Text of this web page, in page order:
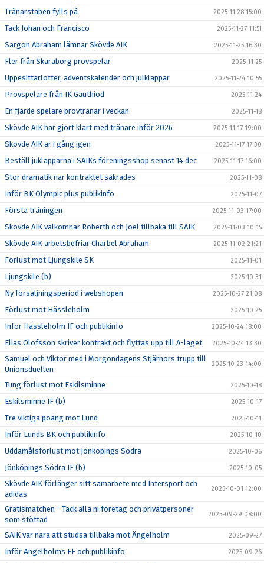
Tränarstaben fylls på 2025-11-28 15:00
Tack Johan och Francisco 2025-11-27 11:51
Sargon Abraham lämnar Skövde AIK 2025-11-25 16:30
Fler från Skaraborg provspelar 2025-11-25
Uppesittarlotter, adventskalender och julklappar 2025-11-24 10:55
Provspelare från IK Gauthiod 2025-11-24
En fjärde spelare provtränar i veckan 2025-11-18
Skövde AIK har gjort klart med tränare inför 2026 2025-11-17 19:00
Skövde AIK är i gång igen 2025-11-17 17:30
Beställ juklapparna i SAIKs föreningsshop senast 14 dec 2025-11-17 16:00
Stor dramatik när kontraktet säkrades 2025-11-08
Inför BK Olympic plus publikinfo 2025-11-07
Första träningen 2025-11-03 17:00
Skövde AIK välkomnar Roberth och Joel tillbaka till SAIK 2025-11-03 10:15
Skövde AIK arbetsbefriar Charbel Abraham 2025-11-02 21:21
Förlust mot Ljungskile SK 2025-11-01
Ljungskile (b) 2025-10-31
Ny försäljningsperiod i webshopen 2025-10-27 21:08
Förlust mot Hässleholm 2025-10-25
Inför Hässleholm IF och publikinfo 2025-10-24 18:00
Elias Olofsson skriver kontrakt och flyttas upp till A-laget 2025-10-24 13:30
Samuel och Viktor med i Morgondagens Stjärnors trupp till
Unionsduellen
2025-10-23 14:00
Tung förlust mot Eskilsminne 2025-10-18
Eskilsminne IF (b) 2025-10-17
Tre viktiga poäng mot Lund 2025-10-11
Inför Lunds BK och publikinfo 2025-10-10
Uddamålsförlust mot Jönköpings Södra 2025-10-06
Jönköpings Södra IF (b) 2025-10-05
Skövde AIK förlänger sitt samarbete med Intersport och
adidas
2025-10-01 12:00
Gratismatchen - Tack alla ni företag och privatpersoner
som stöttad
2025-09-29 08:00
SAIK var nära att studsa tillbaka mot Ängelholm 2025-09-27
Inför Ängelholms FF och publikinfo 2025-09-26